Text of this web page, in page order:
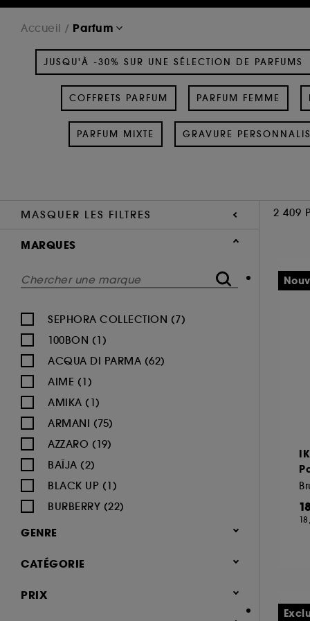
Accueil Parfum
JUSQU'À -30% SUR UNE SÉLECTION DE PARFUMS
COFFRETS PARFUM PARFUM FEMME
PARFUM MIXTE GRAVURE
MASQUER LES FILTRES 2 409
MARQUES
SEPHORA COLLECTION (7)
100BON (1)
ACQUA DI PARMA (62)
AIME (1)
AMIKA (1)
ARMANI (75)
AZZARO (19)
BAÏJA (2)
BLACK UP (1)
BURBERRY (22)
BVLGARI (12)
CACHAREL (24)
GENRE
Femme (1380)
Mixte (494)
CATÉGORIE
Parfum
PRIX